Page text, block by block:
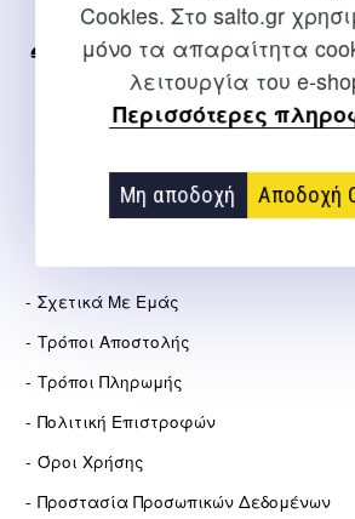
Cookies. Στο salto.gr
μόνο τα απαραίτητα
λειτουργία του e-
Περισσότερες
Μη αποδοχή Αποδοχή
Internet
2310 267108
info@salto.gr
Σχετικά Με Εμάς
Τρόποι Αποστολής
Τρόποι Πληρωμής
Πολιτική Επιστροφών
Όροι Χρήσης
Προστασία Προσωπικών Δεδομένων